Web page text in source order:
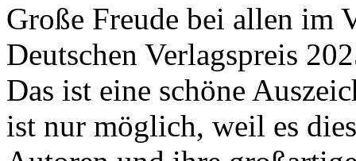
Große Freude bei allen im
Deutschen Verlagspreis
Das ist eine schöne
ist nur möglich, weil es